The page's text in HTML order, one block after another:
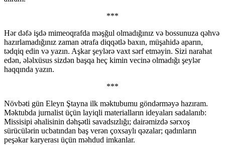
***
Hər dəfə işdə mimeoqrafda məşğul olmadığınız və bossunuza qəhvə
hazırlamadığınız zaman ətrafa diqqətlə baxın, müşahidə aparın,
tədqiq edin və yazın. Aşkar şeylərə vaxt sərf etməyin. Sizi narahat
edən, ələlxüsus sizdən başqa heç kimin vecinə olmadığı şeylər
haqqında yazın.
***
Növbəti gün Eleyn Ştayna ilk məktubumu göndərməyə hazıram.
Məktubda jurnalist üçün layiqli materialların ideyaları sadalanıb:
Missisipi əhalisinin dəhşətli savadsızlığı; dairəmizdə sərxoş
sürücülərin ucbatından baş verən çoxsaylı qəzalar; qadınların
peşəkar karyerası üçün məhdud imkanlar.